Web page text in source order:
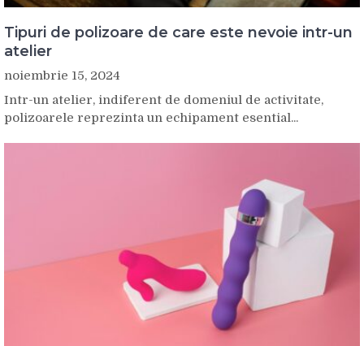
Tipuri de polizoare de care este nevoie intr-un
atelier
noiembrie 15, 2024
Intr-un atelier, indiferent de domeniul de activitate,
polizoarele reprezinta un echipament esential...